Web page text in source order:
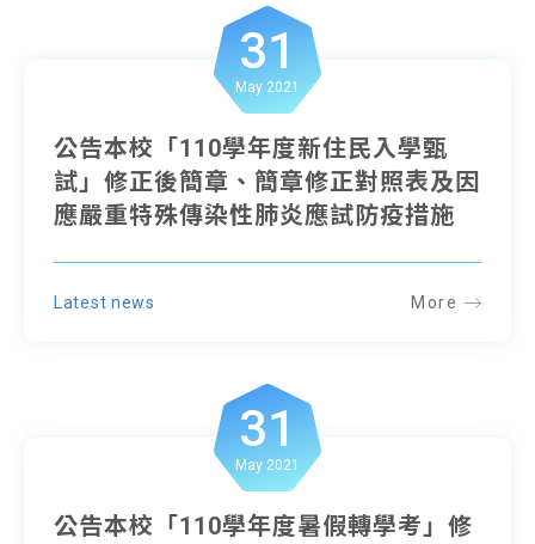
31
May 2021
公告本校「110學年度新住民入學甄
試」修正後簡章、簡章修正對照表及因
應嚴重特殊傳染性肺炎應試防疫措施
Latest news More
31
May 2021
公告本校「110學年度暑假轉學考」修